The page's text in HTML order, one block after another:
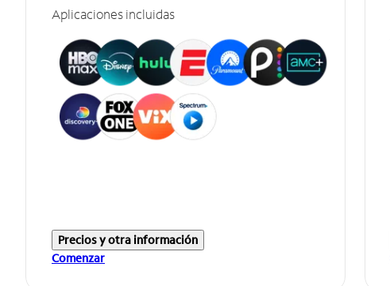
Aplicaciones incluidas
Precios y otra información
Comenzar